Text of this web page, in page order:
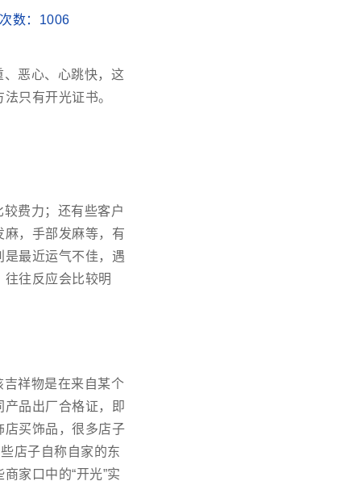
数： 1006
恶心、心跳快，这
只有开光证书。
费力；还有些客户
，手部发麻等，有
最近运气不佳，遇
往反应会比较明
祥物是在来自某个
品出厂合格证，即
店买饰品，很多店子
店子自称自家的东
家口中的“开光”实